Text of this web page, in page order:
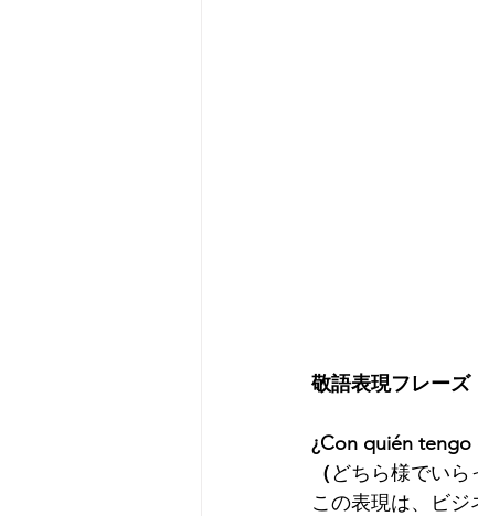
敬語表現フレーズ
¿Con quién tengo
（どちら様でいら
この表現は、ビ